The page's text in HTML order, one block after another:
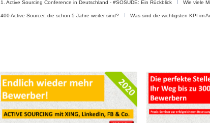
1. Active Sourcing Conference in Deutschland - #SOSUDE: Ein Rückblick Wie viele
400 Active Sourcer, die schon 5 Jahre weiter sind? Was sind die wichtigsten KPI im